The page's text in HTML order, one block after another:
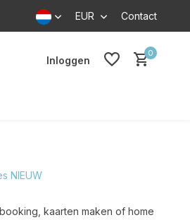
EUR Contact
Inloggen
0
NIEUW
kaarten maken of home